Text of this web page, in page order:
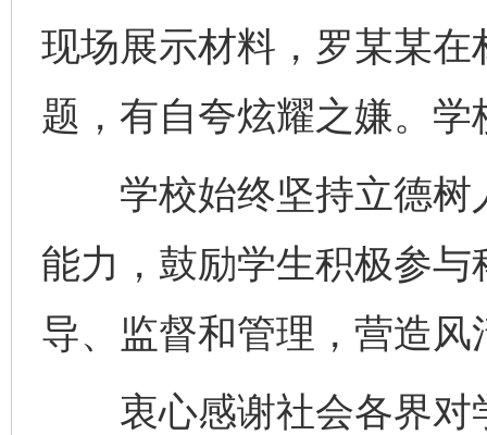
现场展示材料，罗某某
题，有自夸炫耀之嫌。
学校始终坚持立德树
能力，鼓励学生积极参
导、监督和管理，营造
衷心感谢社会各界对